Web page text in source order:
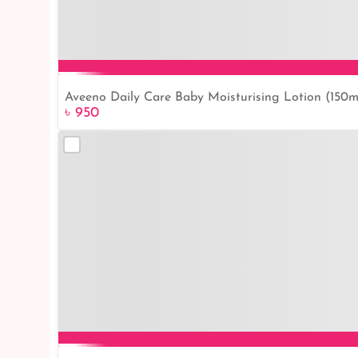
Aveeno Daily Care Baby Moisturising Lotion
৳ 950